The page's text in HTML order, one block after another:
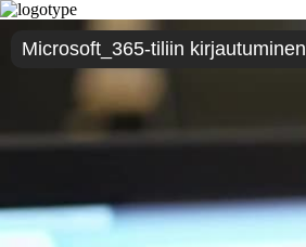
Microsoft_365-tiliin kirjautuminen